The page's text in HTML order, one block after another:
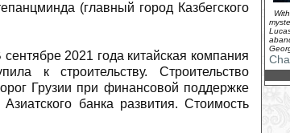
(главный город Казбегского
2021 года китайская компания
к строительству. Строительство
Грузии при финансовой поддержке
банка развития. Стоимость
На